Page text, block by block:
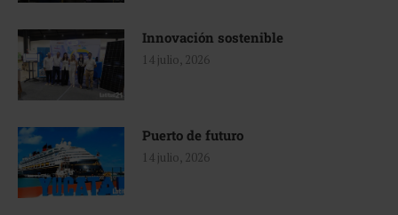
Innovación sostenible
14 julio, 2026
Puerto de futuro
14 julio, 2026